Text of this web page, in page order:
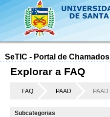
SeTIC - Portal de Chamados
Explorar a FAQ
FAQ PAAD PAAD
Subcategorias